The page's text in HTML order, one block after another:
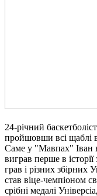
24-річний
пройшовши всі щаблі
Саме у "Мавпах" Іван
виграв перше в
грав і різних збірних
став віце-чемпіоном
срібні медалі